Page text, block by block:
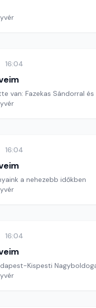
16:04
van: Fazekas Sándorral
16:04
a nehezebb időkben
16:04
Kispesti